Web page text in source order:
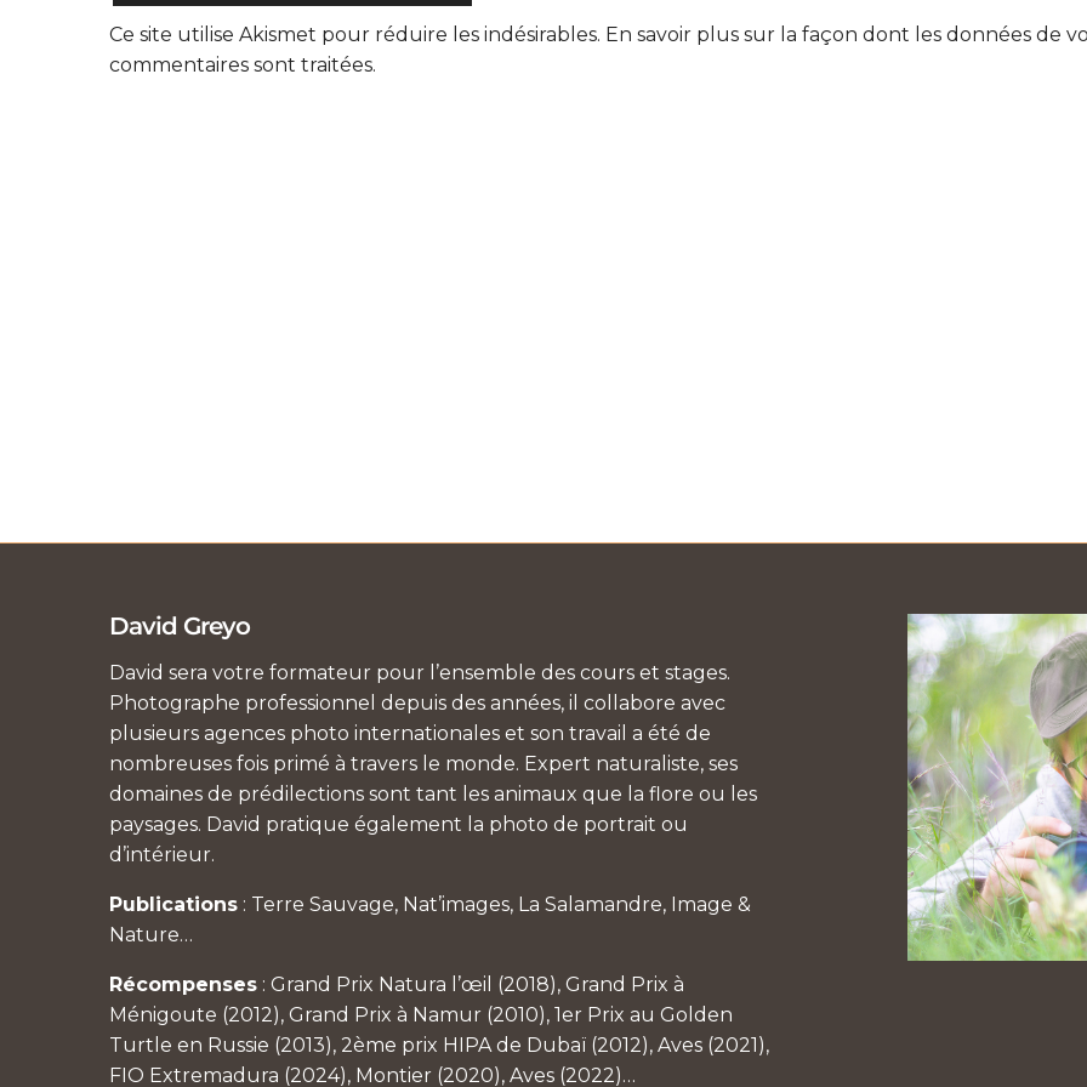
Ce site utilise Akismet pour réduire les indésirables. En savoir plus sur la façon dont les données de
commentaires sont traitées.
David Greyo
David sera votre formateur pour l’ensemble des cours et stages.
Photographe professionnel depuis des années, il collabore avec
plusieurs agences photo internationales et son travail a été de
nombreuses fois primé à travers le monde. Expert naturaliste, ses
domaines de prédilections sont tant les animaux que la flore ou les
paysages. David pratique également la photo de portrait ou
d’intérieur.
Publications : Terre Sauvage, Nat’images, La Salamandre, Image &
Nature…
Récompenses : Grand Prix Natura l’œil (2018), Grand Prix à
Ménigoute (2012), Grand Prix à Namur (2010), 1er Prix au Golden
Turtle en Russie (2013), 2ème prix HIPA de Dubaï (2012), Aves (2021),
FIO Extremadura (2024), Montier (2020), Aves (2022)…